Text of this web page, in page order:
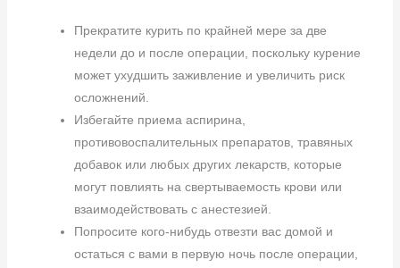
Прекратите курить по крайней мере за две
недели до и после операции, поскольку курение
может ухудшить заживление и увеличить риск
осложнений.
Избегайте приема аспирина,
противовоспалительных препаратов, травяных
добавок или любых других лекарств, которые
могут повлиять на свертываемость крови или
взаимодействовать с анестезией.
Попросите кого-нибудь отвезти вас домой и
остаться с вами в первую ночь после операции,